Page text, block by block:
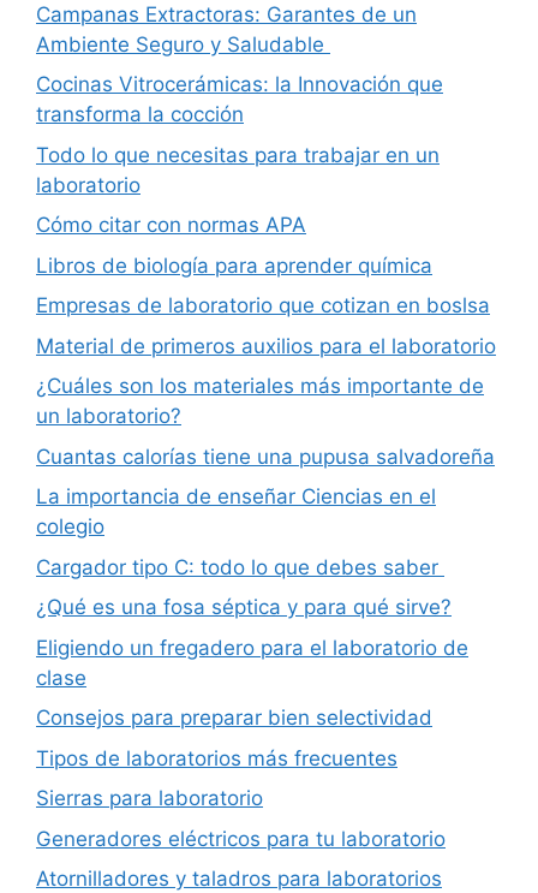
Campanas Extractoras: Garantes de un
Ambiente Seguro y Saludable
Cocinas Vitrocerámicas: la Innovación que
transforma la cocción
Todo lo que necesitas para trabajar en un
laboratorio
Cómo citar con normas APA
Libros de biología para aprender química
Empresas de laboratorio que cotizan en boslsa
Material de primeros auxilios para el laboratorio
¿Cuáles son los materiales más importante de
un laboratorio?
Cuantas calorías tiene una pupusa salvadoreña
La importancia de enseñar Ciencias en el
colegio
Cargador tipo C: todo lo que debes saber
¿Qué es una fosa séptica y para qué sirve?
Eligiendo un fregadero para el laboratorio de
clase
Consejos para preparar bien selectividad
Tipos de laboratorios más frecuentes
Sierras para laboratorio
Generadores eléctricos para tu laboratorio
Atornilladores y taladros para laboratorios